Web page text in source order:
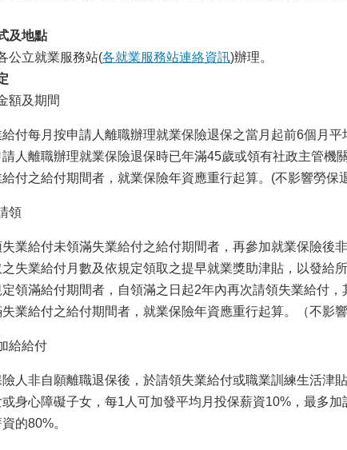
及地點
公立就業服務站(各就業服務站連絡資訊)辦理。
額及期間
給付每月按申請人離職辦理就業保險退保之當月起前6個月平
人離職辦理就業保險退保時已年滿45歲或領有社政主管機
給付之給付期間者，就業保險年資應重行起算。(不影響勞保
領
失業給付未領滿失業給付之給付期間者，再參加就業保險後
失業給付月數及依規定領取之提早就業獎助津貼，以發給所
領滿給付期間者，自領滿之日起2年內再次請領失業給付，
業給付之給付期間者，就業保險年資應重行起算。（不影響
給給付
人非自願離職退保後，於請領失業給付或職業訓練生活津
身心障礙子女，每1人可加發平均月投保薪資10%，最多
的80%。